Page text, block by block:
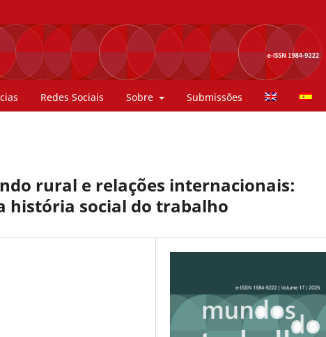
Redes Sociais Sobre Submissões
rural e relações internacionais:
história social do trabalho